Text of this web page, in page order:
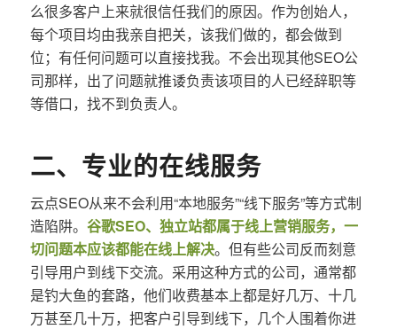
么很多客户上来就很信任我们的原因。作为创始人，
每个项目均由我亲自把关，该我们做的，都会做到
位；有任何问题可以直接找我。不会出现其他SEO公
司那样，出了问题就推诿负责该项目的人已经辞职等
等借口，找不到负责人。
二、专业的在线服务
云点SEO从来不会利用“本地服务”“线下服务”等方式制
造陷阱。 谷歌SEO、独立站都属于线上营销服务，一
切问题本应该都能在线上解决。但有些公司反而刻意
引导用户到线下交流。采用这种方式的公司，通常都
是钓大鱼的套路，他们收费基本上都是好几万、十几
万甚至几十万，把客户引导到线下，几个人围着你进